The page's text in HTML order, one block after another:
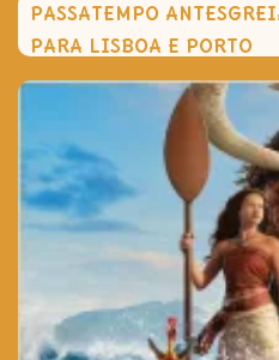
PASSATEMPO
PARA LISBOA E PORTO